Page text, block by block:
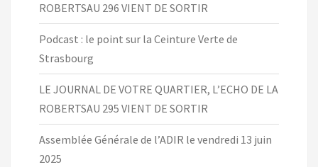
ROBERTSAU 296 VIENT DE SORTIR
Podcast : le point sur la Ceinture Verte de
Strasbourg
LE JOURNAL DE VOTRE QUARTIER, L’ECHO DE LA
ROBERTSAU 295 VIENT DE SORTIR
Assemblée Générale de l’ADIR le vendredi 13 juin
2025